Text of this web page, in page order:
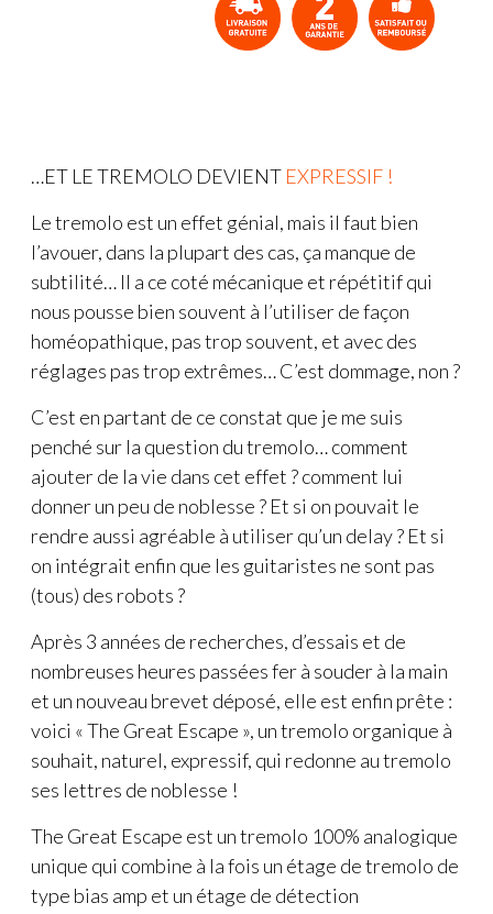
…ET LE TREMOLO DEVIENT EXPRESSIF !
Le tremolo est un effet génial, mais il faut bien
l’avouer, dans la plupart des cas, ça manque de
subtilité… Il a ce coté mécanique et répétitif qui
nous pousse bien souvent à l’utiliser de façon
homéopathique, pas trop souvent, et avec des
réglages pas trop extrêmes… C’est dommage, non ?
C’est en partant de ce constat que je me suis
penché sur la question du tremolo… comment
ajouter de la vie dans cet effet ? comment lui
donner un peu de noblesse ? Et si on pouvait le
rendre aussi agréable à utiliser qu’un delay ? Et si
on intégrait enfin que les guitaristes ne sont pas
(tous) des robots ?
Après 3 années de recherches, d’essais et de
nombreuses heures passées fer à souder à la main
et un nouveau brevet déposé, elle est enfin prête :
voici « The Great Escape », un tremolo organique à
souhait, naturel, expressif, qui redonne au tremolo
ses lettres de noblesse !
The Great Escape est un tremolo 100% analogique
unique qui combine à la fois un étage de tremolo de
type bias amp et un étage de détection